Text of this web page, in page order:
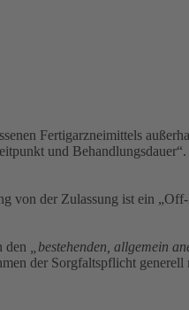
Fertigarzneimittels
und Behandlungsdauer“.
von der Zulassung ist ein
den
„bestehenden, allgemein
der Sorgfaltspflicht